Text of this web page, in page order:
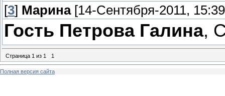
[3] Марина[14-Сентября-2011,
Гость Петрова Галина,
Страница 1 из 1 1
Полная версия сайта